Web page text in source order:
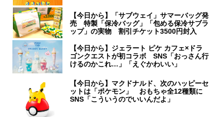
【今日から】「サブウェイ」サマーバッグ発
売 特製「保冷バッグ」「包める保冷サブラ
ップ」の実物 割引チケット3500円封入
【今日から】ジェラート ピケ カフェ×ドラ
ゴンクエストが初コラボ SNS「おっさん行
けるのかこれ…」「えぐかわいい」
【今日から】マクドナルド、次のハッピーセ
ットは「ポケモン」 おもちゃ全12種類に
SNS「こういうのでいいんだよ」